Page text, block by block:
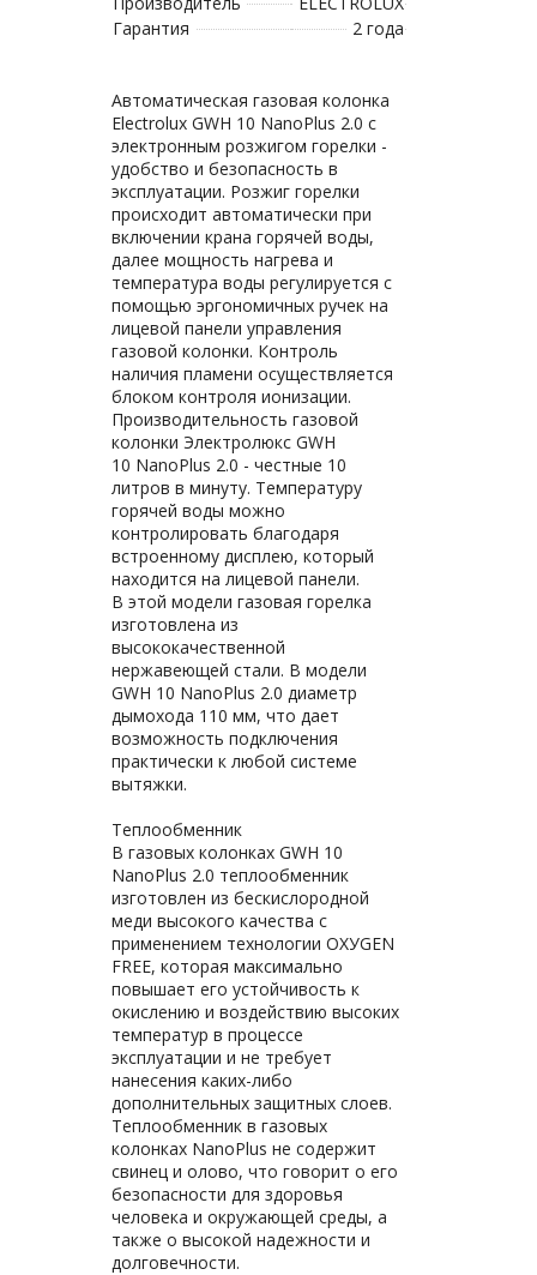
Гарантия
2 года
Автоматическая газовая колонка
Electrolux GWH 10 NanoPlus 2.0 с
электронным розжигом горелки -
удобство и безопасность в
эксплуатации. Розжиг горелки
происходит автоматически при
включении крана горячей воды,
далее мощность нагрева и
температура воды регулируется с
помощью эргономичных ручек на
лицевой панели управления
газовой колонки. Контроль
наличия пламени осуществляется
блоком контроля ионизации.
Производительность газовой
колонки Электролюкс GWH
10 NanoPlus 2.0 - честные 10
литров в минуту. Температуру
горячей воды можно
контролировать благодаря
встроенному дисплею, который
находится на лицевой панели.
В этой модели газовая горелка
изготовлена из
высококачественной
нержавеющей стали. В модели
GWH 10 NanoPlus 2.0 диаметр
дымохода 110 мм, что дает
возможность подключения
практически к любой системе
вытяжки.
Теплообменник
В газовых колонках GWH 10
NanoPlus 2.0 теплообменник
изготовлен из бескислородной
меди высокого качества с
применением технологии ОХУGEN
FREE, которая максимально
повышает его устойчивость к
окислению и воздействию высоких
температур в процессе
эксплуатации и не требует
нанесения каких-либо
дополнительных защитных слоев.
Теплообменник в газовых
колонках NanoPlus не содержит
свинец и олово, что говорит о его
безопасности для здоровья
человека и окружающей среды, а
также о высокой надежности и
долговечности.